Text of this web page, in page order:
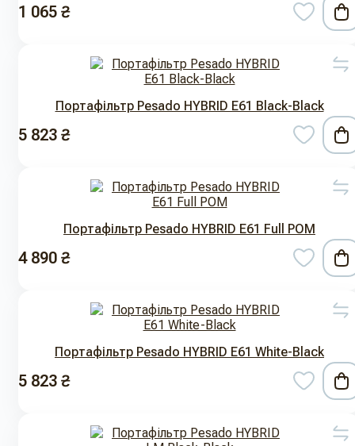
1 065 ₴
Портафільтр Pesado HYBRID E61 Black-Black
5 823 ₴
Портафільтр Pesado HYBRID E61 Full POM
4 890 ₴
Портафільтр Pesado HYBRID E61 White-Black
5 823 ₴